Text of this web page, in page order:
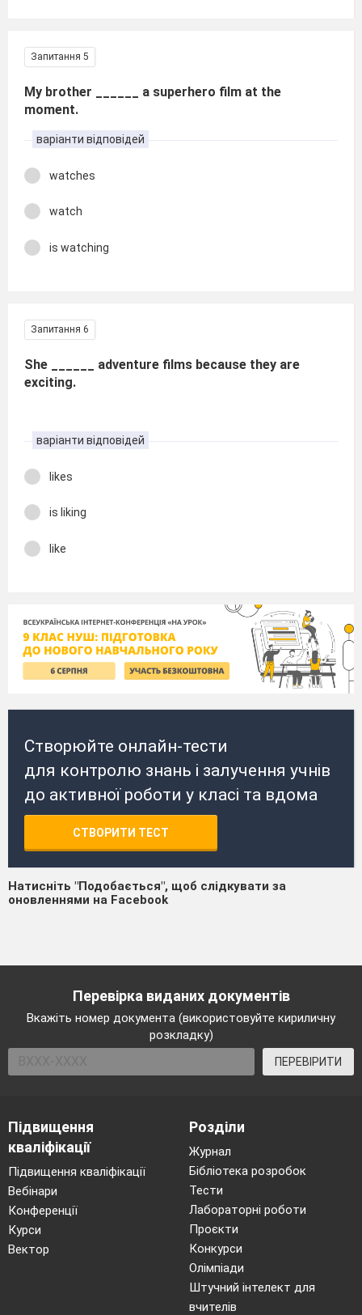
Запитання 5
My brother ______ a superhero film at the
moment.
варіанти відповідей
watches
watch
is watching
Запитання 6
She ______ adventure films because they are
exciting.
варіанти відповідей
likes
is liking
like
Створюйте онлайн-тести
для контролю знань і залучення учнів
до активної роботи у класі та вдома
СТВОРИТИ ТЕСТ
Натисніть "Подобається", щоб слідкувати за
оновленнями на Facebook
Перевірка виданих документів
Вкажіть номер документа (використовуйте кириличну
розкладку)
ПЕРЕВІРИТИ
Підвищення
кваліфікації
Підвищення кваліфікації
Вебінари
Конференції
Курси
Вектор
Розділи
Журнал
Бібліотека розробок
Тести
Лабораторні роботи
Проєкти
Конкурси
Олімпіади
Штучний інтелект для
вчителів